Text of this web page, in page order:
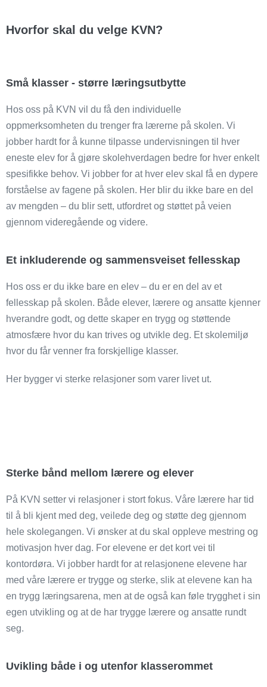
Hvorfor skal du velge KVN?
Små klasser - større læringsutbytte
Hos oss på KVN vil du få den individuelle
oppmerksomheten du trenger fra lærerne på skolen. Vi
jobber hardt for å kunne tilpasse undervisningen til hver
eneste elev for å gjøre skolehverdagen bedre for hver enkelt
spesifikke behov. Vi jobber for at hver elev skal få en dypere
forståelse av fagene på skolen. Her blir du ikke bare en del
av mengden – du blir sett, utfordret og støttet på veien
gjennom videregående og videre.
Et inkluderende og sammensveiset fellesskap
Hos oss er du ikke bare en elev – du er en del av et
fellesskap på skolen. Både elever, lærere og ansatte kjenner
hverandre godt, og dette skaper en trygg og støttende
atmosfære hvor du kan trives og utvikle deg. Et skolemiljø
hvor du får venner fra forskjellige klasser.
Her bygger vi sterke relasjoner som varer livet ut.
Sterke bånd mellom lærere og elever
På KVN setter vi relasjoner i stort fokus. Våre lærere har tid
til å bli kjent med deg, veilede deg og støtte deg gjennom
hele skolegangen. Vi ønsker at du skal oppleve mestring og
motivasjon hver dag. For elevene er det kort vei til
kontordøra. Vi jobber hardt for at relasjonene elevene har
med våre lærere er trygge og sterke, slik at elevene kan ha
en trygg læringsarena, men at de også kan føle trygghet i sin
egen utvikling og at de har trygge lærere og ansatte rundt
seg.
Uvikling både i og utenfor klasserommet